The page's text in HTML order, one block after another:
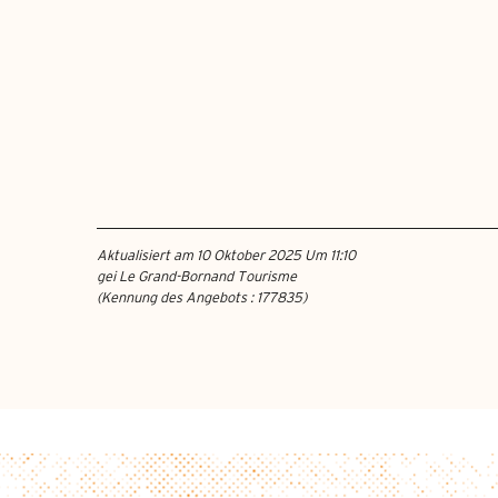
Aktualisiert am 10 Oktober 2025 Um 11:10
gei Le Grand-Bornand Tourisme
(Kennung des Angebots : 177835)